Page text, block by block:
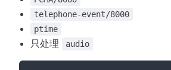
telephone-event/8000
ptime
只处理 audio